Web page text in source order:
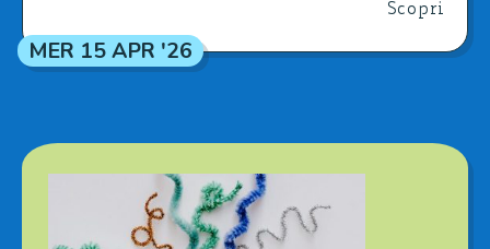
Scopri
MER 15 APR '26